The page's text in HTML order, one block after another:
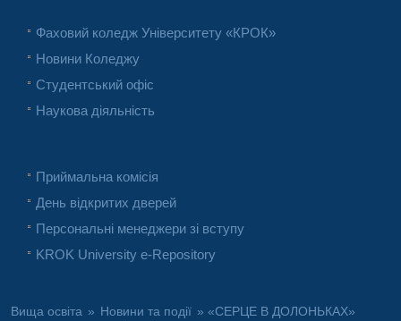
Фаховий коледж Університету «КРОК»
Новини Коледжу
Студентський офіс
Наукова діяльність
Приймальна комісія
День відкритих дверей
Персональні менеджери зі вступу
KROK University e-Repository
Вища освіта » Новини та події » «СЕРЦЕ В ДОЛОНЬКАХ»